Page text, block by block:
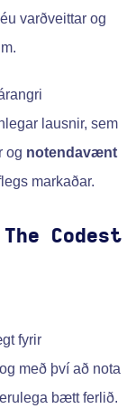
varðveittar og
lausnir, sem
og notendavænt
markaðar.
Codest
fyrir
með því að nota
bætt ferlið.